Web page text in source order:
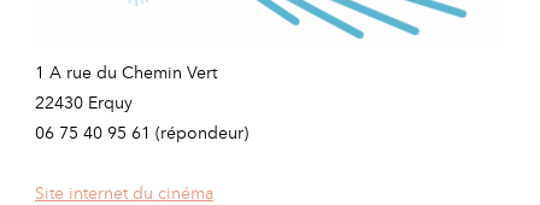
1 A rue du Chemin Vert
22430 Erquy
06 75 40 95 61 (répondeur)
Site internet du cinéma